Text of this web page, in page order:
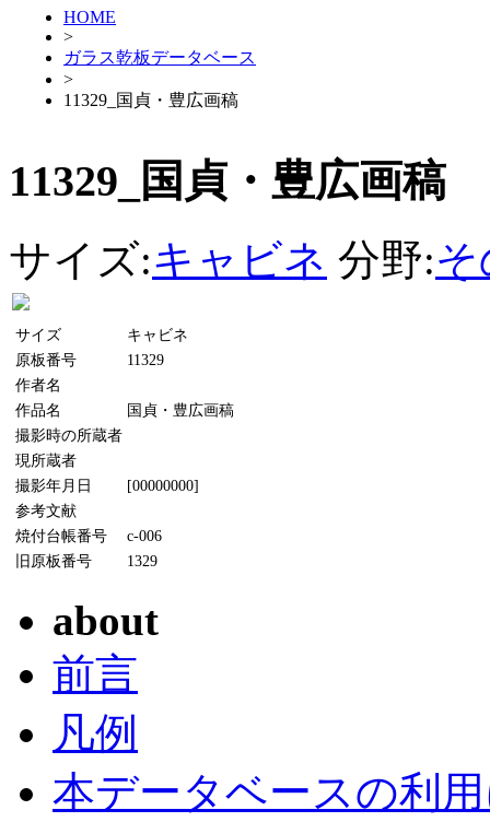
HOME
>
ガラス乾板データベース
>
11329_国貞・豊広画稿
11329_国貞・豊広画稿
サイズ:キャビネ 分野:
サイズ
キャビネ
原板番号
11329
作者名
作品名
国貞・豊広画稿
撮影時の所蔵者
現所蔵者
撮影年月日
[00000000]
参考文献
焼付台帳番号
c-006
旧原板番号
1329
about
前言
凡例
本データベースの利